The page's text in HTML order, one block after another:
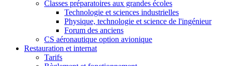
Classes préparatoires aux grandes écoles
Technologie et sciences industrielles
Physique, technologie et science de l'ingénieur
Forum des anciens
CS aéronautique option avionique
Restauration et internat
Tarifs